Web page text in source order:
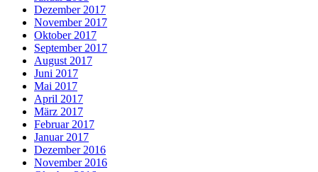
Dezember 2017
November 2017
Oktober 2017
September 2017
August 2017
Juni 2017
Mai 2017
April 2017
März 2017
Februar 2017
Januar 2017
Dezember 2016
November 2016